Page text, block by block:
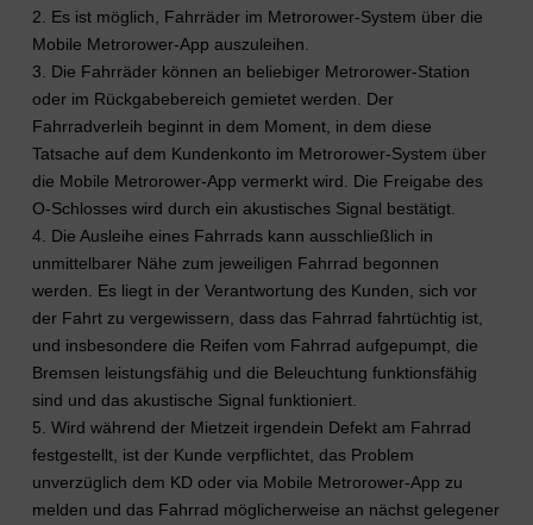
2. Es ist möglich, Fahrräder im Metrorower-System über die
Mobile Metrorower-App auszuleihen.
3. Die Fahrräder können an beliebiger Metrorower-Station
oder im Rückgabebereich gemietet werden. Der
Fahrradverleih beginnt in dem Moment, in dem diese
Tatsache auf dem Kundenkonto im Metrorower-System über
die Mobile Metrorower-App vermerkt wird. Die Freigabe des
O-Schlosses wird durch ein akustisches Signal bestätigt.
4. Die Ausleihe eines Fahrrads kann ausschließlich in
unmittelbarer Nähe zum jeweiligen Fahrrad begonnen
werden. Es liegt in der Verantwortung des Kunden, sich vor
der Fahrt zu vergewissern, dass das Fahrrad fahrtüchtig ist,
und insbesondere die Reifen vom Fahrrad aufgepumpt, die
Bremsen leistungsfähig und die Beleuchtung funktionsfähig
sind und das akustische Signal funktioniert.
5. Wird während der Mietzeit irgendein Defekt am Fahrrad
festgestellt, ist der Kunde verpflichtet, das Problem
unverzüglich dem KD oder via Mobile Metrorower-App zu
melden und das Fahrrad möglicherweise an nächst gelegener